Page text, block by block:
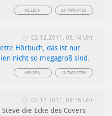
ANTWORTEN
MELDEN
02.12.2011, 08:14 Uhr
Hörbuch, das ist nur
nicht so megagroß sind.
ANTWORTEN
MELDEN
02.12.2011, 08:16 Uhr
die Ecke des Covers